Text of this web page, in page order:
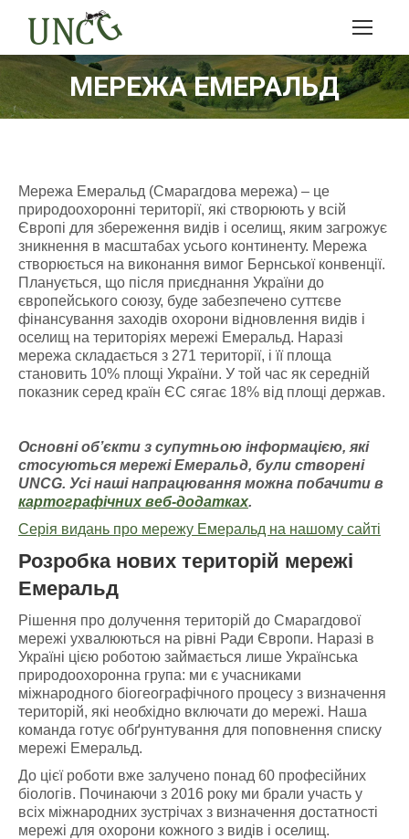
МЕРЕЖА ЕМЕРАЛЬД
Мережа Емеральд (Смарагдова мережа) – це
природоохоронні території, які створюють у всій
Європі для збереження видів і оселищ, яким загрожує
зникнення в масштабах усього континенту. Мережа
створюється на виконання вимог Бернської конвенції.
Планується, що після приєднання України до
європейського союзу, буде забезпечено суттєве
фінансування заходів охорони відновлення видів і
оселищ на територіях мережі Емеральд. Наразі
мережа складається з 271 території, і її площа
становить 10% площі України. У той час як середній
показник серед країн ЄС сягає 18% від площі держав.
Основні об’єкти з супутньою інформацією, які
стосуються мережі Емеральд, були створені
UNCG. Усі наші напрацювання можна побачити в
картографічних веб-додатках.
Серія видань про мережу Емеральд на нашому сайті
Розробка нових територій мережі
Емеральд
Рішення про долучення територій до Смарагдової
мережі ухвалюються на рівні Ради Європи. Наразі в
Україні цією роботою займається лише Українська
природоохоронна група: ми є учасниками
міжнародного біогеографічного процесу з визначення
територій, які необхідно включати до мережі. Наша
команда готує обґрунтування для поповнення списку
мережі Емеральд.
До цієї роботи вже залучено понад 60 професійних
біологів. Починаючи з 2016 року ми брали участь у
всіх міжнародних зустрічах з визначення достатності
мережі для охорони кожного з видів і оселищ.